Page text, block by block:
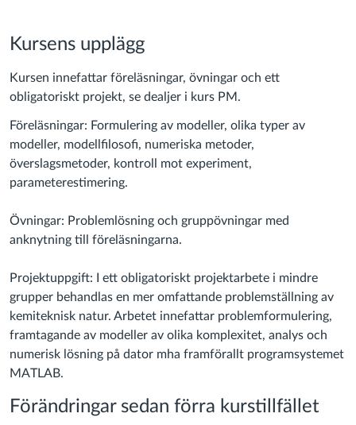
Kursens upplägg
Kursen innefattar föreläsningar, övningar och ett
obligatoriskt projekt, se dealjer i kurs PM.
Föreläsningar: Formulering av modeller, olika typer av
modeller, modellfilosofi, numeriska metoder,
överslagsmetoder, kontroll mot experiment,
parameterestimering.
Övningar: Problemlösning och gruppövningar med
anknytning till föreläsningarna.
Projektuppgift: I ett obligatoriskt projektarbete i mindre
grupper behandlas en mer omfattande problemställning av
kemiteknisk natur. Arbetet innefattar problemformulering,
framtagande av modeller av olika komplexitet, analys och
numerisk lösning på dator mha framförallt programsystemet
MATLAB.
Förändringar sedan förra kurstillfället